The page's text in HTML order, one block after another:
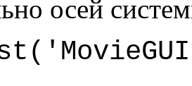
осей